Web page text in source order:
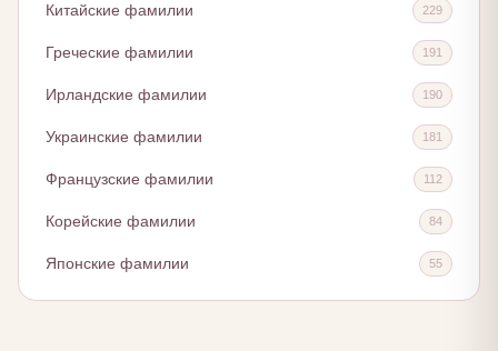
Китайские фамилии 229
Греческие фамилии 191
Ирландские фамилии 190
Украинские фамилии 181
Французские фамилии 112
Корейские фамилии 84
Японские фамилии 55